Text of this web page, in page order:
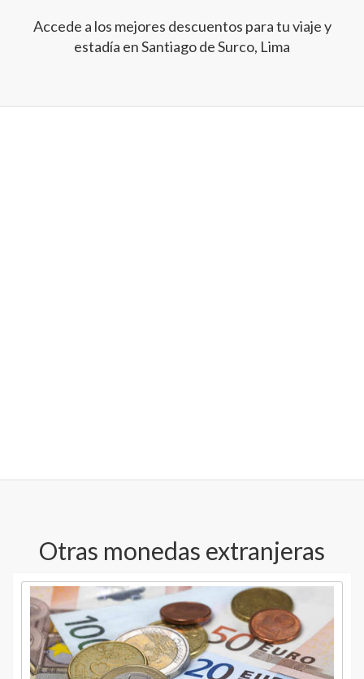
Accede a los mejores descuentos para tu viaje y
estadía en Santiago de Surco, Lima
Otras monedas extranjeras